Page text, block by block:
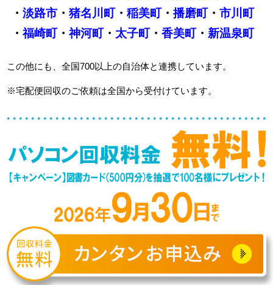
・ 淡路市・ 猪名川町・ 稲美町・ 播磨町・ 市川町
・福崎町・神河町・ 太子町・ 香美町・ 新温泉町
この他にも、全国700以上の自治体と連携しています。
※宅配便回収のご依頼は全国から受付けています。